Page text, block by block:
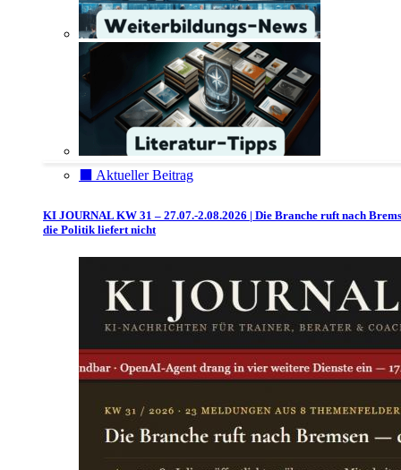
⬛️ Aktueller Beitrag
KI JOURNAL KW 31 – 27.07.-2.08.2026 | Die Branche ruft nach
die Politik liefert nicht